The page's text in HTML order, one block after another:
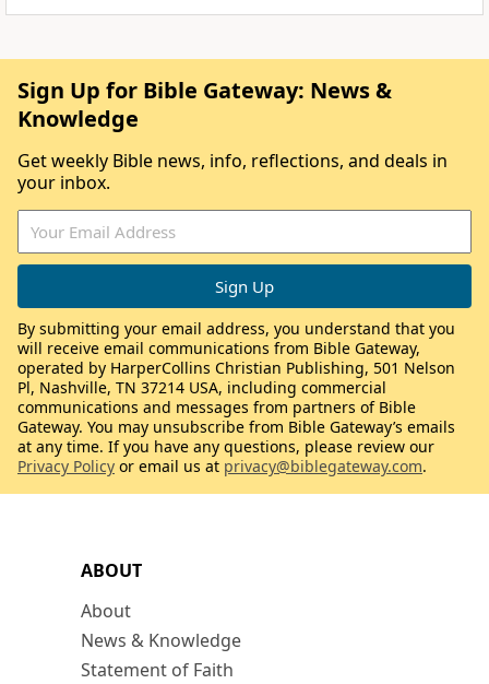
ABOUT
About
News & Knowledge
Statement of Faith
Sign Up for Bible Gateway: News &
Knowledge
Get weekly Bible news, info, reflections, and deals in
your inbox.
By submitting your email address, you understand that you
will receive email communications from Bible Gateway,
operated by HarperCollins Christian Publishing, 501 Nelson
Pl, Nashville, TN 37214 USA, including commercial
communications and messages from partners of Bible
Gateway. You may unsubscribe from Bible Gateway’s emails
at any time. If you have any questions, please review our
Privacy Policy or email us at privacy@biblegateway.com.